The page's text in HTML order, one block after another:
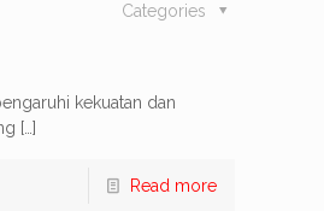
Categories
kekuatan dan
[…]
Read more